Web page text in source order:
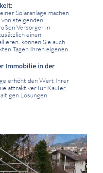
Solaranlage machen
von steigenden
Versorger in
einen
können Sie auch
Tagen Ihren eigenen
Immobilie in der
erhöht den Wert Ihrer
attraktiver für Käufer,
Lösungen